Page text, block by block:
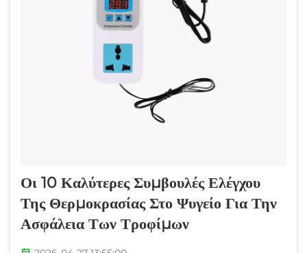
Οι 10 Καλύτερες Συμβουλές Ελέγχου
Της Θερμοκρασίας Στο Ψυγείο Για Την
Ασφάλεια Των Τροφίμων